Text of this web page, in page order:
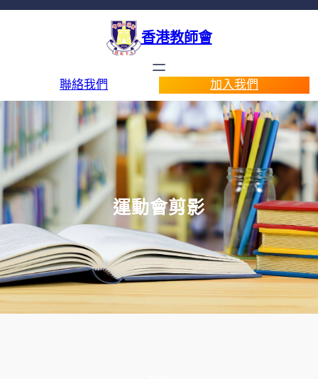
香港教師會
聯絡我們 加入我們
運動會剪影